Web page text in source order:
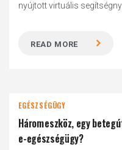
nyújtott virtuális
READ MORE
EGÉSZSÉGÜGY
Három eszköz, egy
e-egészségügy?